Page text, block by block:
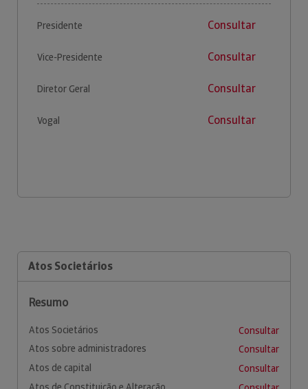
Presidente Consultar
Vice-Presidente Consultar
Diretor Geral Consultar
Vogal Consultar
Atos Societários
Resumo
Atos Societários
Consultar
Atos sobre administradores
Consultar
Atos de capital
Consultar